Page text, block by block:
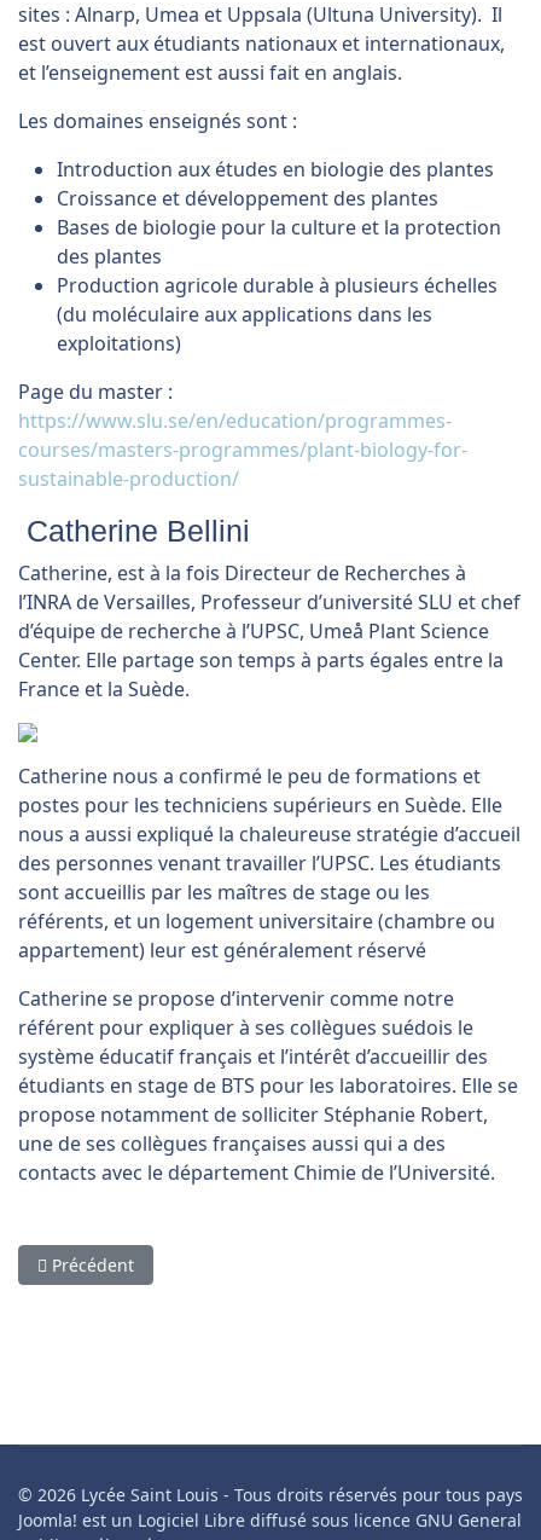
sites : Alnarp, Umea et Uppsala (Ultuna University). Il
est ouvert aux étudiants nationaux et internationaux,
et l’enseignement est aussi fait en anglais.
Les domaines enseignés sont :
Introduction aux études en biologie des plantes
Croissance et développement des plantes
Bases de biologie pour la culture et la protection
des plantes
Production agricole durable à plusieurs échelles
(du moléculaire aux applications dans les
exploitations)
Page du master :
https://www.slu.se/en/education/programmes-
courses/masters-programmes/plant-biology-for-
sustainable-production/
Catherine Bellini
Catherine, est à la fois Directeur de Recherches à
l’INRA de Versailles, Professeur d’université SLU et chef
d’équipe de recherche à l’UPSC, Umeå Plant Science
Center. Elle partage son temps à parts égales entre la
France et la Suède.
Catherine nous a confirmé le peu de formations et
postes pour les techniciens supérieurs en Suède. Elle
nous a aussi expliqué la chaleureuse stratégie d’accueil
des personnes venant travailler l’UPSC. Les étudiants
sont accueillis par les maîtres de stage ou les
référents, et un logement universitaire (chambre ou
appartement) leur est généralement réservé
Catherine se propose d’intervenir comme notre
référent pour expliquer à ses collègues suédois le
système éducatif français et l’intérêt d’accueillir des
étudiants en stage de BTS pour les laboratoires. Elle se
propose notamment de solliciter Stéphanie Robert,
une de ses collègues françaises aussi qui a des
contacts avec le département Chimie de l’Université.
Article précédent : Mobilité enseignante au Danemark -
Précédent
© 2026 Lycée Saint Louis - Tous droits réservés pour tous pays
Joomla! est un Logiciel Libre diffusé sous licence GNU General